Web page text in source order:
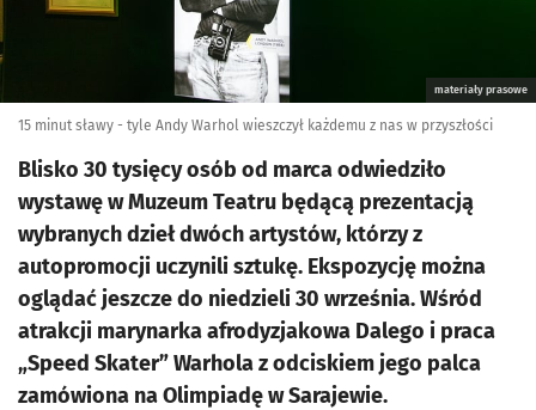
materiały prasowe
15 minut sławy - tyle Andy Warhol wieszczył każdemu z nas w przyszłości
Blisko 30 tysięcy osób od marca odwiedziło
wystawę w Muzeum Teatru będącą prezentacją
wybranych dzieł dwóch artystów, którzy z
autopromocji uczynili sztukę. Ekspozycję można
oglądać jeszcze do niedzieli 30 września. Wśród
atrakcji marynarka afrodyzjakowa Dalego i praca
„Speed Skater” Warhola z odciskiem jego palca
zamówiona na Olimpiadę w Sarajewie.